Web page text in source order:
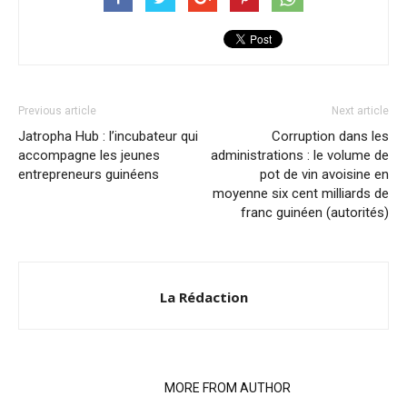
Previous article
Jatropha Hub : l’incubateur qui
accompagne les jeunes
entrepreneurs guinéens
Next article
Corruption dans les
administrations : le volume de
pot de vin avoisine en
moyenne six cent milliards de
franc guinéen (autorités)
La Rédaction
MORE FROM AUTHOR